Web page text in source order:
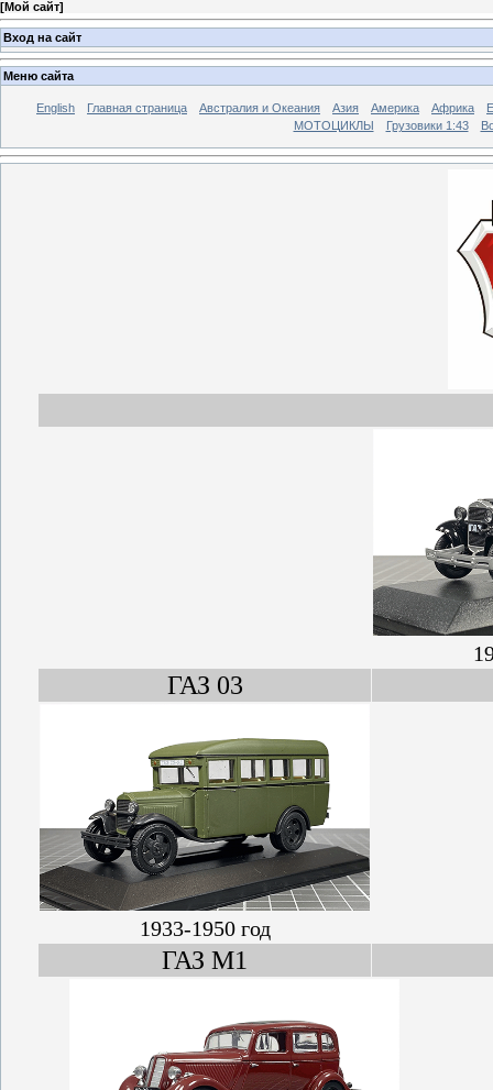
[Мой сайт]
Вход на сайт
Меню сайта
English Главная страница Австралия и Океания Азия Америка Африка
МОТОЦИКЛЫ
Грузовики 1:43
ГАЗ 03
1933-1950 год
ГАЗ М1